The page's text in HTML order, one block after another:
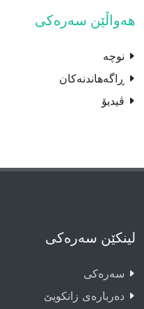
هەواڵێن سەرەکی
نوچە
ڕاگەهاندنەکان
ڤیدیۆ
لینکێن سەرەکی
سەرەکى
دەربارەى زانکویێ